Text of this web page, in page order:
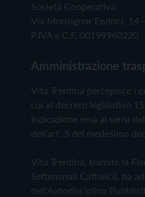
Società Cooperativa
Via Monsignor Endrici, 14
P.IVA e C.F. 00199960220
Amministrazione
Vita Trentina percepisce i
cui al decreto legislativo
Indicazione resa ai sensi
dell'art. 5 del medesimo
Vita Trentina, tramite la
Settimanali Cattolici), ha
dell'Autodisciplina